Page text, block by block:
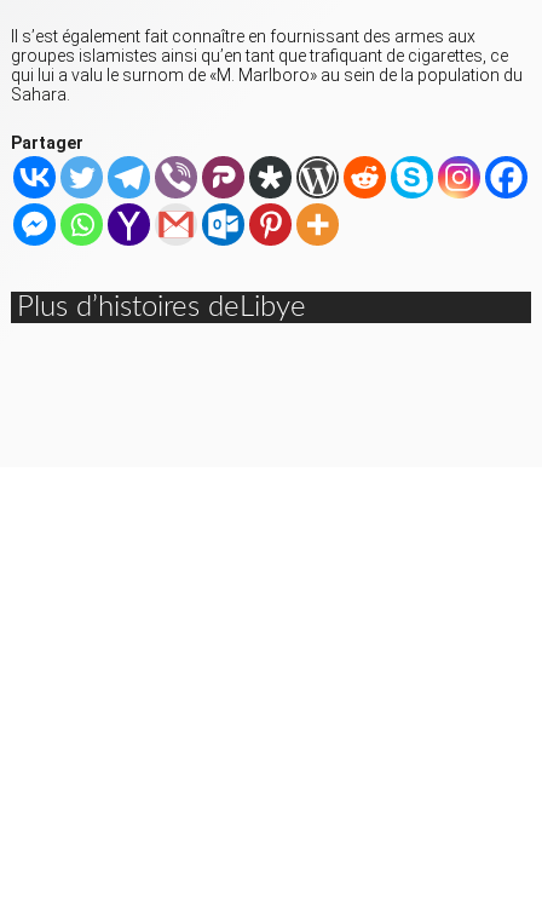
Il s’est également fait connaître en fournissant des armes aux
groupes islamistes ainsi qu’en tant que trafiquant de cigarettes, ce
qui lui a valu le surnom de «M. Marlboro» au sein de la population du
Sahara.
Partager
Plus d’histoires deLibye